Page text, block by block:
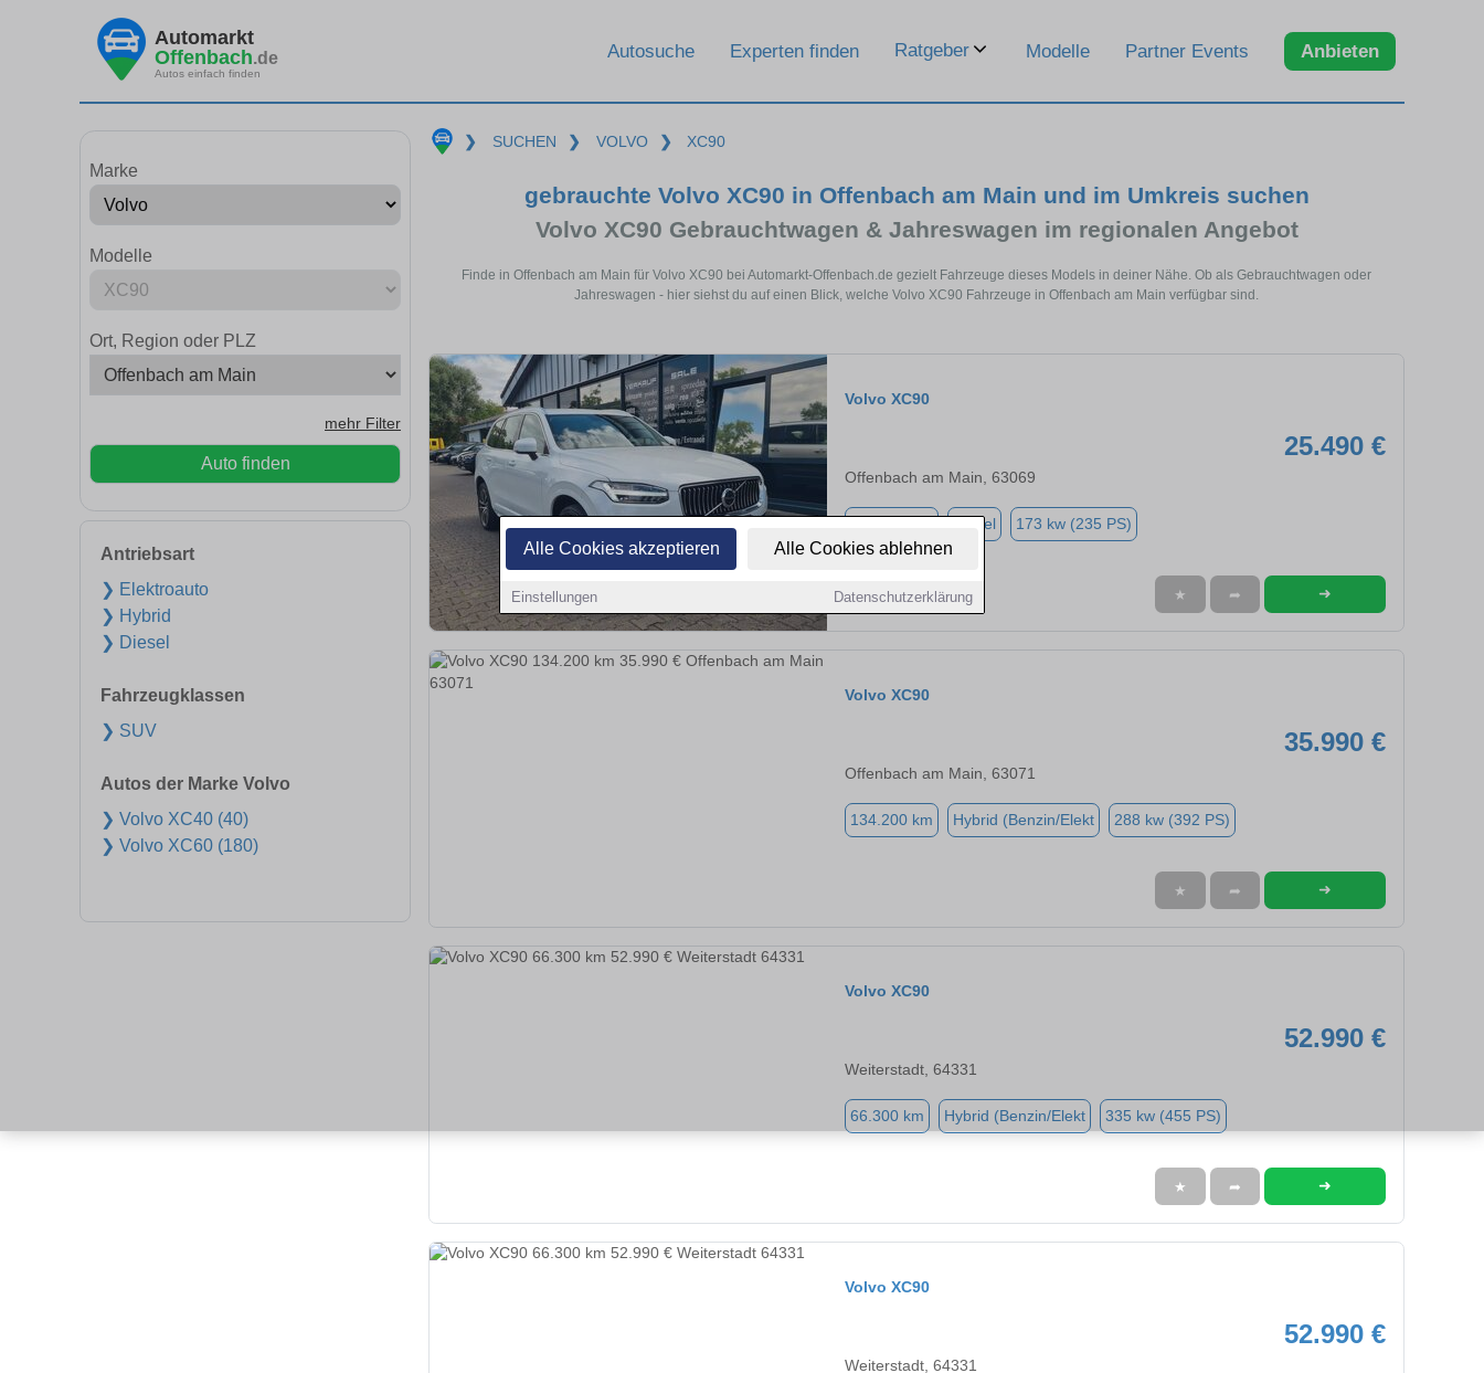
Alle Cookies akzeptieren Alle Cookies ablehnen
Einstellungen Datenschutzerklärung
Automarkt
Offenbach.de
Autos einfach finden
Autosuche Experten finden Ratgeber Modelle Partner Events Anbieten
Marke
Modelle
Ort, Region oder PLZ
mehr Filter
Auto finden
Antriebsart
❯ Elektroauto
❯ Hybrid
❯ Diesel
Fahrzeugklassen
❯ SUV
Autos der Marke Volvo
❯ Volvo XC40 (40)
❯ Volvo XC60 (180)
❯ SUCHEN ❯ VOLVO ❯ XC90
gebrauchte Volvo XC90 in Offenbach am Main und im Umkreis suchen
Volvo XC90 Gebrauchtwagen & Jahreswagen im regionalen Angebot
Finde in Offenbach am Main für Volvo XC90 bei Automarkt-Offenbach.de gezielt Fahrzeuge dieses Models in deiner Nähe. Ob als Gebrauchtwagen oder
Jahreswagen - hier siehst du auf einen Blick, welche Volvo XC90 Fahrzeuge in Offenbach am Main verfügbar sind.
Volvo XC90
25.490 €
Offenbach am Main, 63069
Diesel 173 kw (235 PS)
★ ➦ ➜
Volvo XC90
35.990 €
Offenbach am Main, 63071
134.200 km Hybrid (Benzin/Elekt 288 kw (392 PS)
★ ➦ ➜
Volvo XC90
52.990 €
Weiterstadt, 64331
66.300 km Hybrid (Benzin/Elekt 335 kw (455 PS)
★ ➦ ➜
Volvo XC90
52.990 €
Weiterstadt, 64331